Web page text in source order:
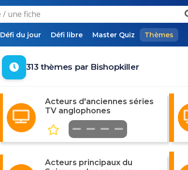
Défi du jour Défi libre Master Quiz Thèmes
313 thèmes par Bishopkiller
Acteurs d'anciennes séries
TV anglophones
Acteurs principaux du